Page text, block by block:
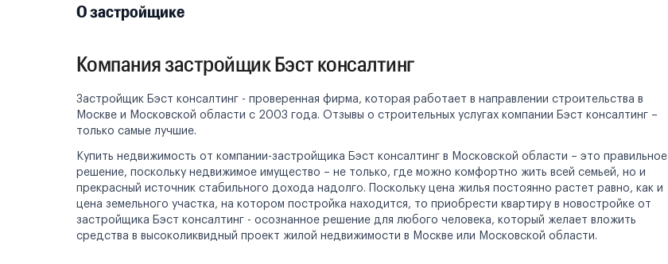
О застройщике
Компания застройщик Бэст консалтинг
Застройщик Бэст консалтинг - проверенная фирма, которая работает в направлении строительства в
Москве и Московской области с 2003 года. Отзывы о строительных услугах компании Бэст консалтинг –
только самые лучшие.
Купить недвижимость от компании-застройщика Бэст консалтинг в Московской области – это правильное
решение, поскольку недвижимое имущество – не только, где можно комфортно жить всей семьей, но и
прекрасный источник стабильного дохода надолго. Поскольку цена жилья постоянно растет равно, как и
цена земельного участка, на котором постройка находится, то приобрести квартиру в новостройке от
застройщика Бэст консалтинг - осознанное решение для любого человека, который желает вложить
средства в высоколиквидный проект жилой недвижимости в Москве или Московской области.